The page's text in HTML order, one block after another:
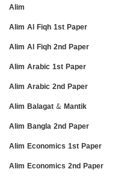
Alim
Alim Al Fiqh 1st Paper
Alim Al Fiqh 2nd Paper
Alim Arabic 1st Paper
Alim Arabic 2nd Paper
Alim Balagat & Mantik
Alim Bangla 2nd Paper
Alim Economics 1st Paper
Alim Economics 2nd Paper